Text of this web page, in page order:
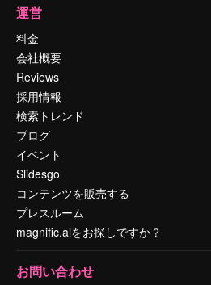
運営
料金
会社概要
Reviews
採用情報
検索トレンド
ブログ
イベント
Slidesgo
コンテンツを販売する
プレスルーム
magnific.aiをお探しですか？
お問い合わせ